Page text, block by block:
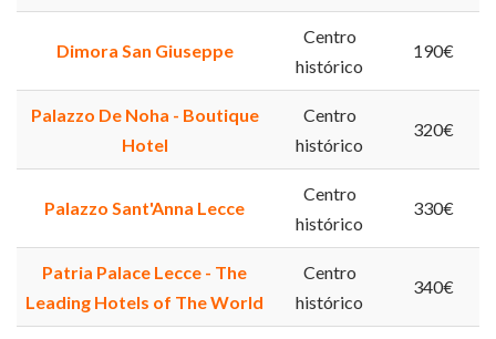
Dimora San Giuseppe
Centro
histórico
190€
Palazzo De Noha - Boutique
Hotel
Centro
histórico
320€
Palazzo Sant'Anna Lecce
Centro
histórico
330€
Patria Palace Lecce - The
Leading Hotels of The World
Centro
histórico
340€